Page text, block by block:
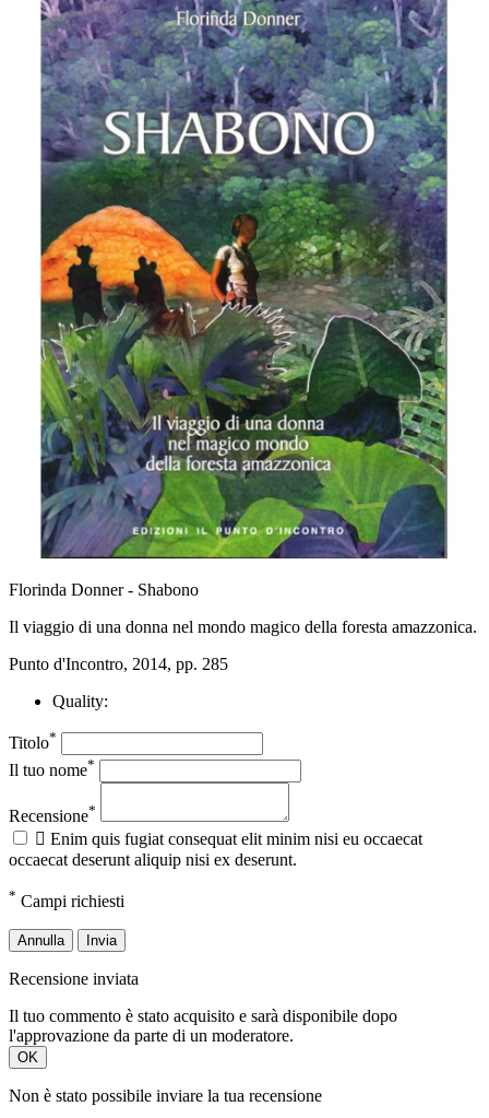
Florinda Donner - Shabono
Il viaggio di una donna nel mondo magico della foresta amazzonica.
Punto d'Incontro, 2014, pp. 285
Quality:
Titolo*
Il tuo nome*
Recensione*
 Enim quis fugiat consequat elit minim nisi eu occaecat
occaecat deserunt aliquip nisi ex deserunt.
* Campi richiesti
Annulla Invia
Recensione inviata
Il tuo commento è stato acquisito e sarà disponibile dopo
l'approvazione da parte di un moderatore.
OK
Non è stato possibile inviare la tua recensione